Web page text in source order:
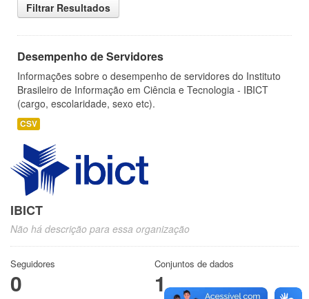
Filtrar Resultados
Desempenho de Servidores
Informações sobre o desempenho de servidores do Instituto
Brasileiro de Informação em Ciência e Tecnologia - IBICT
(cargo, escolaridade, sexo etc).
CSV
IBICT
Não há descrição para essa organização
Seguidores
0
Conjuntos de dados
1